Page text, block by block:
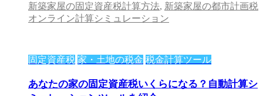
新築家屋の固定資産税計算方法, 新築家屋の都市計画税
オンライン計算シミュレーション
固定資産税 家・土地の税金 税金計算ツール
あなたの家の固定資産税いくらになる？自動計算シ